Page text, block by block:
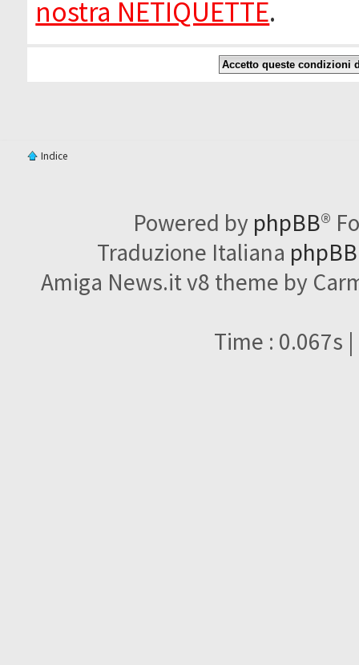
nostra NETIQUETTE.
Indice
Powered by phpBB®
Traduzione Italiana
Amiga News.it v8 theme by
Time : 0.067s